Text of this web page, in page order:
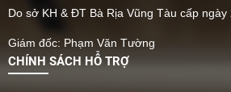
Do sở KH & ĐT Bà Rịa Vũng Tàu cấp ngày
Giám đốc: Phạm Văn Tường
CHÍNH SÁCH HỖ TRỢ